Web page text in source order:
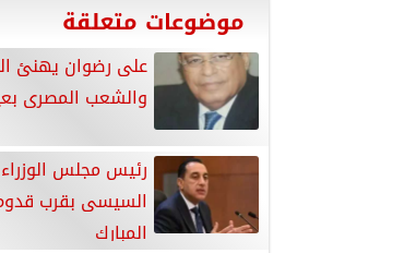
موضوعات متعلقة
على رضوان يهنئ
والشعب المصرى
رئيس مجلس
السيسى بقرب
المبارك